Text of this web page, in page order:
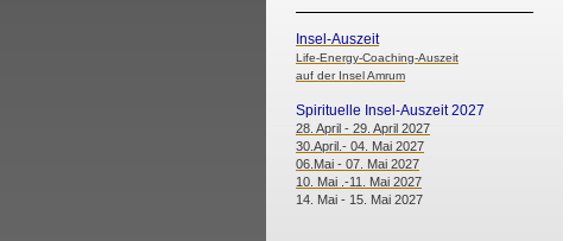
Insel-Auszeit
Life-Energy-Coaching-Auszeit
auf der Insel Amrum
Spirituelle Insel-Auszeit 2027
28. April - 29. April 2027
30.April.- 04. Mai 2027
06.Mai - 07. Mai 2027
10. Mai .-11. Mai 2027
14. Mai - 15. Mai 2027